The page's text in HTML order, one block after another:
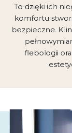
To dzięki ich
komfortu
bezpieczne.
flebologii